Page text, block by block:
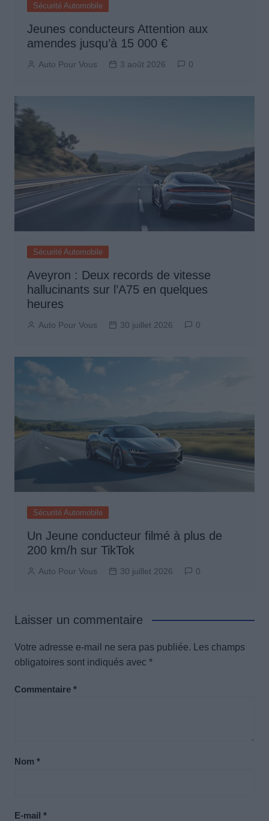
Sécurité Automobile
Jeunes conducteurs Attention aux
amendes jusqu’à 15 000 €
Auto Pour Vous 3 août 2026 0
Sécurité Automobile
Aveyron : Deux records de vitesse
hallucinants sur l’A75 en quelques
heures
Auto Pour Vous 30 juillet 2026 0
Sécurité Automobile
Un Jeune conducteur filmé à plus de
200 km/h sur TikTok
Auto Pour Vous 30 juillet 2026 0
Laisser un commentaire
Votre adresse e-mail ne sera pas publiée.
Les champs
obligatoires sont indiqués avec *
Commentaire *
Nom *
E-mail *